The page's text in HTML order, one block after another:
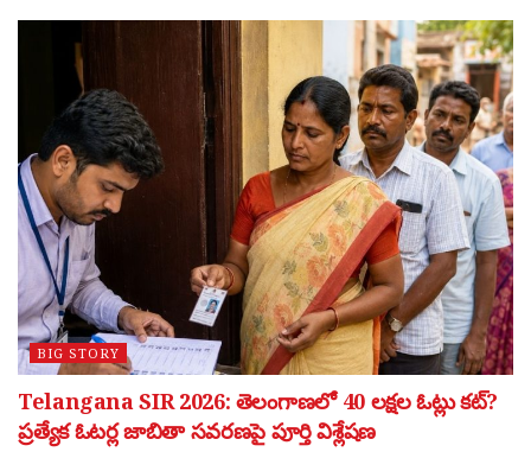
BIG STORY
Telangana SIR 2026: తెలంగాణలో 40 లక్షల ఓట్లు కట్?
ప్రత్యేక ఓటర్ల జాబితా సవరణపై పూర్తి విశ్లేషణ